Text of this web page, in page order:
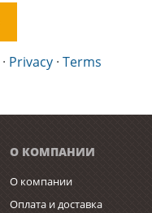
· Privacy · Terms
О КОМПАНИИ
О компании
Оплата и доставка